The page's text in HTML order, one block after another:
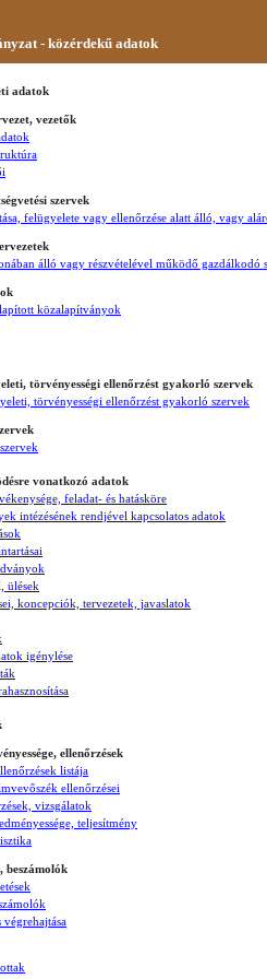
- közérdekű adatok
adatok
vezetők
szervek
felügyelete vagy ellenőrzése alatt álló, vagy
álló vagy részvételével működő gazdálkodó
közalapítványok
törvényességi ellenőrzést gyakorló szervek
törvényességi ellenőrzést gyakorló szervek
vonatkozó adatok
feladat- és hatásköre
intézésének rendjével kapcsolatos adatok
ülések
koncepciók, tervezetek, javaslatok
igénylése
ellenőrzések
listája
ellenőrzései
vizsgálatok
teljesítmény
beszámolók
végrehajtása